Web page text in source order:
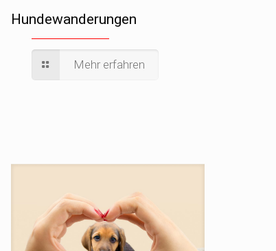
Hundewanderungen
Mehr erfahren